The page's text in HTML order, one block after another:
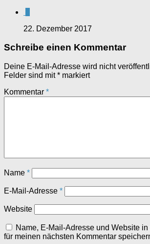
22. Dezember 2017
Schreibe einen Kommentar
Deine E-Mail-Adresse wird nicht
Felder sind mit* markiert
Kommentar *
Name *
E-Mail-Adresse *
Website
Name, E-Mail-Adresse und Website
für meinen nächsten Kommentar